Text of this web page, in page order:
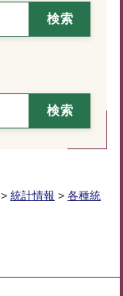
> 統計情報 > 各種統